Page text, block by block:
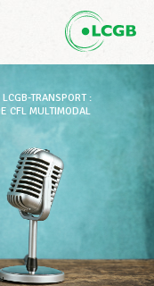
LCGB-TRANSPORT :
CFL MULTIMODAL